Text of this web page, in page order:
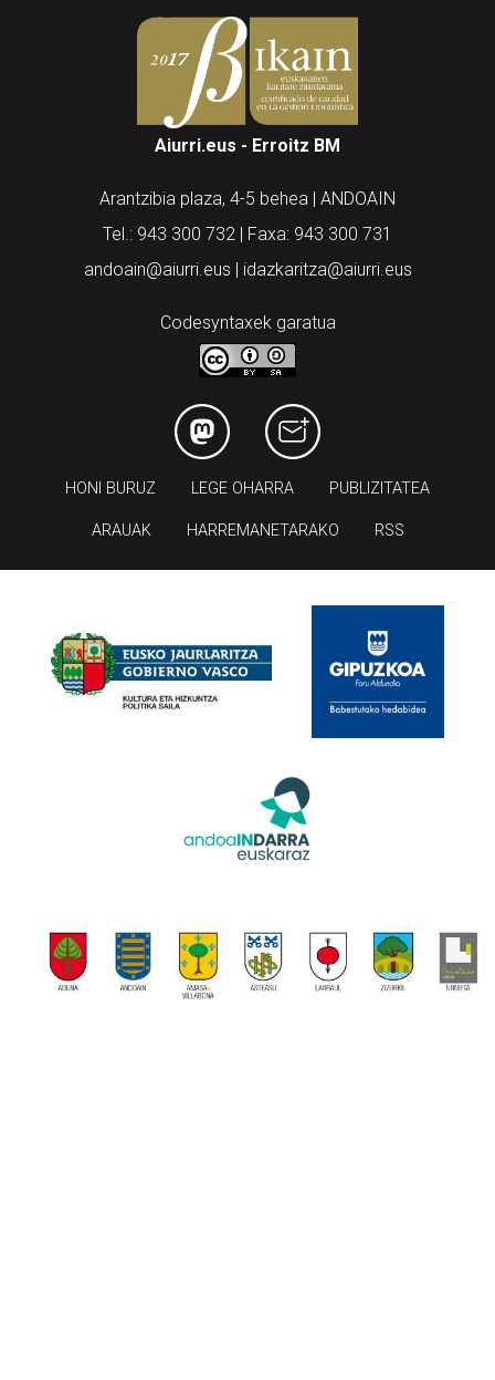
Aiurri.eus - Erroitz BM
Arantzibia plaza, 4-5 behea | ANDOAIN
Tel.: 943 300 732 | Faxa: 943 300 731
andoain@aiurri.eus | idazkaritza@aiurri.eus
Codesyntaxek garatua
HONI BURUZ LEGE OHARRA PUBLIZITATEA
ARAUAK HARREMANETARAKO RSS